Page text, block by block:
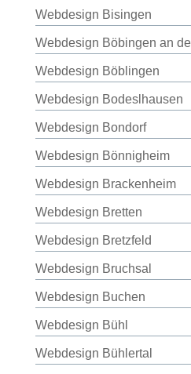
Webdesign Bisingen
Webdesign Böbingen an
Webdesign Böblingen
Webdesign Bodeslhausen
Webdesign Bondorf
Webdesign Bönnigheim
Webdesign Brackenheim
Webdesign Bretten
Webdesign Bretzfeld
Webdesign Bruchsal
Webdesign Buchen
Webdesign Bühl
Webdesign Bühlertal